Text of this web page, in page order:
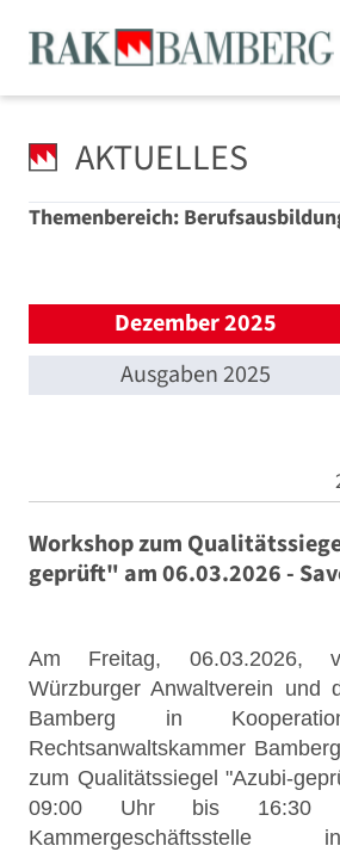
AKTUELLES
Themenbereich:
Dezember 2025
Ausgaben 2025
Workshop zum
geprüft" am 06.03.2026 -
Am Freitag, 06.03.2026,
Würzburger Anwaltverein und
Bamberg in
Rechtsanwaltskammer
zum Qualitätssiegel "Azubi-
09:00 Uhr bis